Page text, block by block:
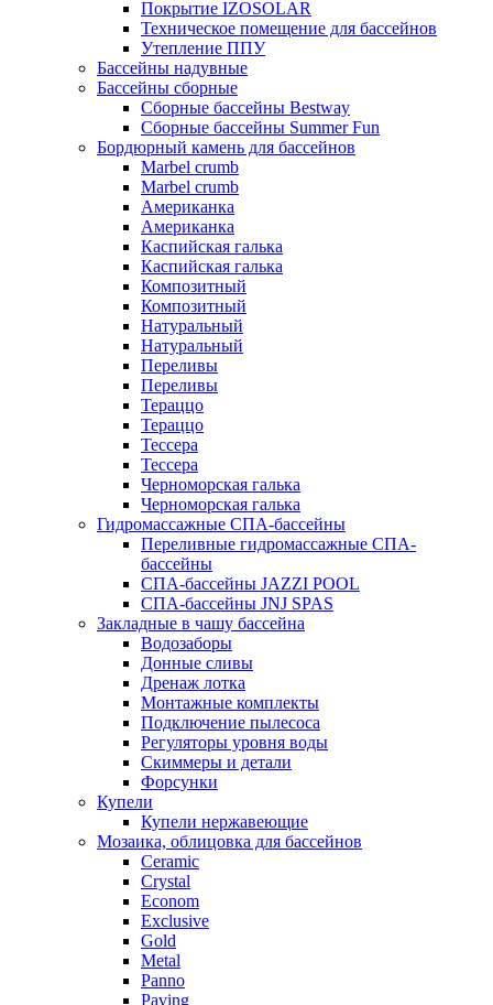
Покрытие IZOSOLAR
Техническое помещение для бассейнов
Утепление ППУ
Бассейны надувные
Бассейны сборные
Сборные бассейны Bestway
Сборные бассейны Summer Fun
Бордюрный камень для бассейнов
Marbel crumb
Marbel crumb
Американка
Американка
Каспийская галька
Каспийская галька
Композитный
Композитный
Натуральный
Натуральный
Переливы
Переливы
Тераццо
Тераццо
Тессера
Тессера
Черноморская галька
Черноморская галька
Гидромассажные СПА-бассейны
Переливные гидромассажные СПА-
бассейны
СПА-бассейны JAZZI POOL
СПА-бассейны JNJ SPAS
Закладные в чашу бассейна
Водозаборы
Донные сливы
Дренаж лотка
Монтажные комплекты
Подключение пылесоса
Регуляторы уровня воды
Скиммеры и детали
Форсунки
Купели
Купели нержавеющие
Мозаика, облицовка для бассейнов
Ceramic
Crystal
Econom
Exclusive
Gold
Metal
Panno
Paving